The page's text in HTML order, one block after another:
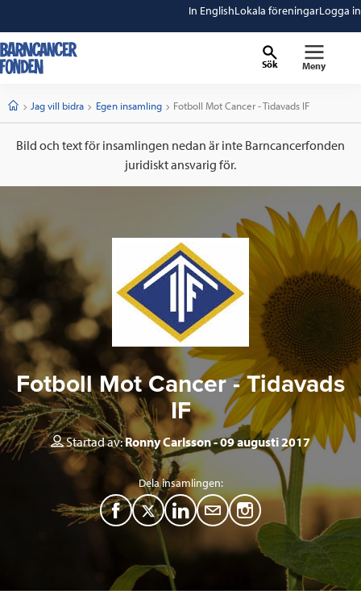
In EnglishLokala föreningarLogga in
Sök Meny
StartJag vill bidra Egen insamling Current:
Fotboll Mot Cancer - Tidavads IF
Bild och text för insamlingen nedan är inte Barncancerfonden
juridiskt ansvarig för.
Fotboll Mot Cancer - Tidavads
IF
Startad av:Ronny Carlsson 09 augusti 2017
Dela insamlingen:
F
c
T
w
i
L
M
a